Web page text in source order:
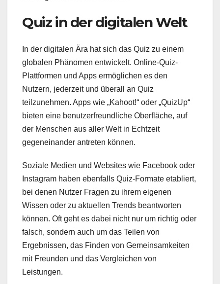
Quiz in der digitalen Welt
In der digitalen Ära hat sich das Quiz zu einem
globalen Phänomen entwickelt. Online-Quiz-
Plattformen und Apps ermöglichen es den
Nutzern, jederzeit und überall an Quiz
teilzunehmen. Apps wie „Kahoot!“ oder „QuizUp“
bieten eine benutzerfreundliche Oberfläche, auf
der Menschen aus aller Welt in Echtzeit
gegeneinander antreten können.
Soziale Medien und Websites wie Facebook oder
Instagram haben ebenfalls Quiz-Formate etabliert,
bei denen Nutzer Fragen zu ihrem eigenen
Wissen oder zu aktuellen Trends beantworten
können. Oft geht es dabei nicht nur um richtig oder
falsch, sondern auch um das Teilen von
Ergebnissen, das Finden von Gemeinsamkeiten
mit Freunden und das Vergleichen von
Leistungen.